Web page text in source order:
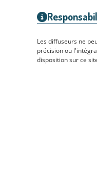
Les diffuseurs ne
précision ou
disposition sur ce